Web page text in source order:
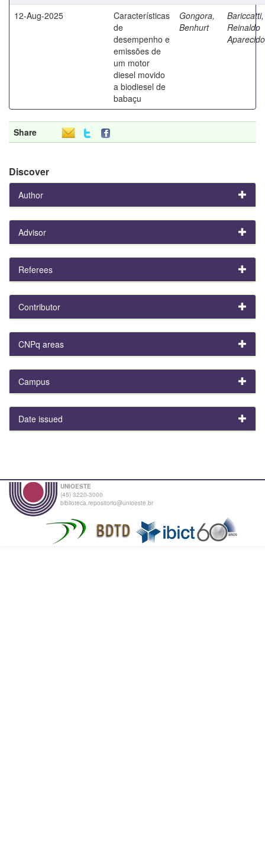
12-Aug-2025
Características
de
desempenho e
emissões de
um motor
diesel movido
a biodiesel de
babaçu
Gongora,
Benhurt
Bariccatti,
Reinaldo
Aparecido
Share
Discover
Author
Advisor
Referees
Contributor
CNPq areas
Campus
Date issued
UNIOESTE
(45) 3220-3000
biblioteca.repositorio@unioeste.br